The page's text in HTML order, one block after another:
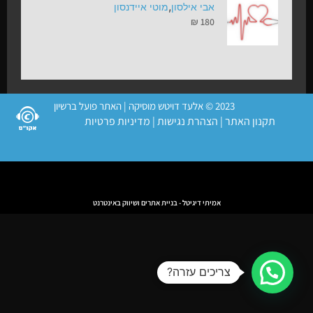
אבי אילסון,מוטי איידנסון
₪ 180
2023 © אלעד דויטש מוסיקה | האתר פועל ברשיון
תקנון האתר| הצהרת נגישות| מדיניות פרטיות
אמיתי דיגיטל - בניית אתרים ושיווק באינטרנט
צריכים עזרה?